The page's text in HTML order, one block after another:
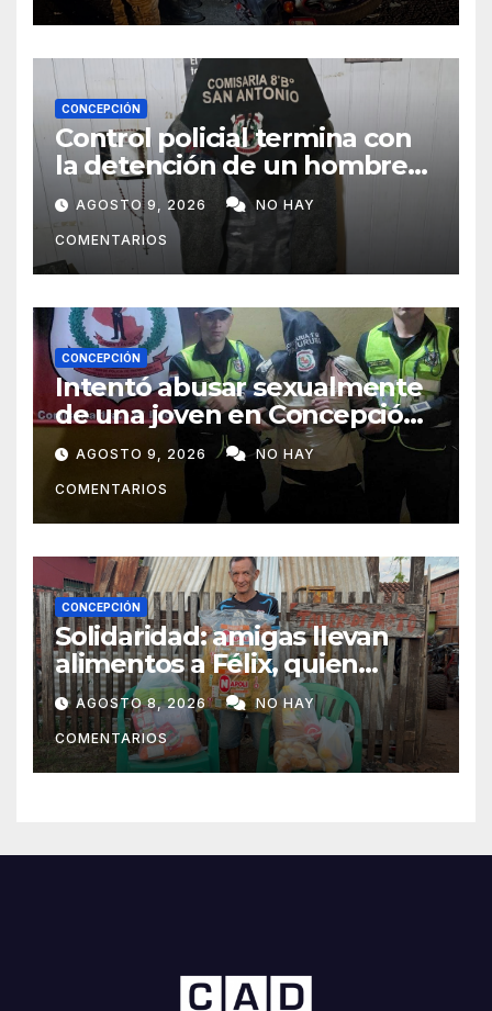
CONCEPCIÓN
Control policial termina con
la detención de un hombre
requerido por la justicia
AGOSTO 9, 2026 NO HAY
COMENTARIOS
CONCEPCIÓN
Intentó abusar sexualmente
de una joven en Concepción
y fue aprehendido
AGOSTO 9, 2026 NO HAY
COMENTARIOS
CONCEPCIÓN
Solidaridad: amigas llevan
alimentos a Félix, quien
ahora vende caramelos para
subsistir
AGOSTO 8, 2026 NO HAY
COMENTARIOS